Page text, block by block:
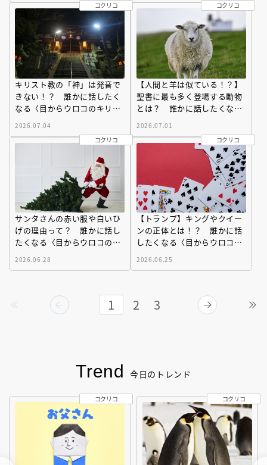
コクリコ
キリスト教の「神」は発音で
きない！？ 誰かに話したく
なる〈目からウロコのキリス
2026.07.04
コクリコ
【人間と羊は似ている！？】
聖書に最も多く登場する動物
とは？ 誰かに話したくなる
教〉
2026.07.01
コクリコ
サンタさんの赤い服や白いひ
げの理由って？ 誰かに話し
たくなる〈目からウロコのキ
2026.06.28
コクリコ
【トランプ】キングやクイー
ンの正体とは！？ 誰かに話
したくなる〈目からウロコの
2026.06.25
1 2 3
Trend 今日のトレンド
コクリコ コクリコ